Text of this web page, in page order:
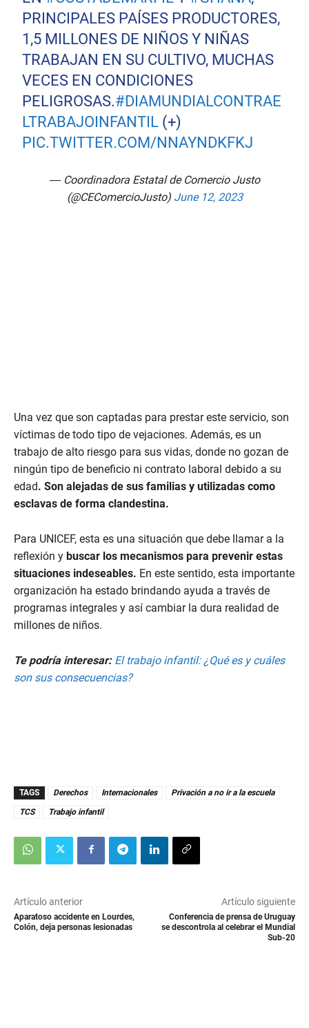
PRINCIPALES PAÍSES PRODUCTORES,
1,5 MILLONES DE NIÑOS Y NIÑAS
TRABAJAN EN SU CULTIVO, MUCHAS
VECES EN CONDICIONES
PELIGROSAS.#DIAMUNDIALCONTRAE
LTRABAJOINFANTIL (+)
PIC.TWITTER.COM/NNAYNDKFKJ
— Coordinadora Estatal de Comercio Justo
(@CEComercioJusto) June 12, 2023
Una vez que son captadas para prestar este servicio, son
víctimas de todo tipo de vejaciones. Además, es un
trabajo de alto riesgo para sus vidas, donde no gozan de
ningún tipo de beneficio ni contrato laboral debido a su
edad. Son alejadas de sus familias y utilizadas como
esclavas de forma clandestina.
Para UNICEF, esta es una situación que debe llamar a la
reflexión y buscar los mecanismos para prevenir estas
situaciones indeseables. En este sentido, esta importante
organización ha estado brindando ayuda a través de
programas integrales y así cambiar la dura realidad de
millones de niños.
Te podría interesar: El trabajo infantil: ¿Qué es y cuáles
son sus consecuencias?
TAGS Derechos Internacionales
Privación a no ir a la escuela
TCS
Trabajo infantil
Artículo anterior
Aparatoso accidente en Lourdes,
Colón, deja personas lesionadas
Artículo siguiente
Conferencia de prensa de Uruguay
se descontrola al celebrar el Mundial
Sub-20